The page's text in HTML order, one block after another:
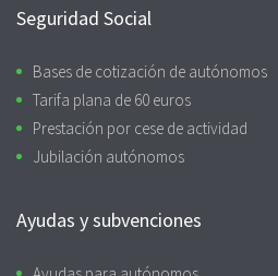
Seguridad Social
Bases de cotización de autónomos
Tarifa plana de 60 euros
Prestación por cese de actividad
Jubilación autónomos
Ayudas y subvenciones